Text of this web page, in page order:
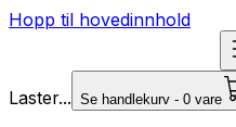
Hopp til hovedinnhold
Laster... Se handlekurv - 0 vare